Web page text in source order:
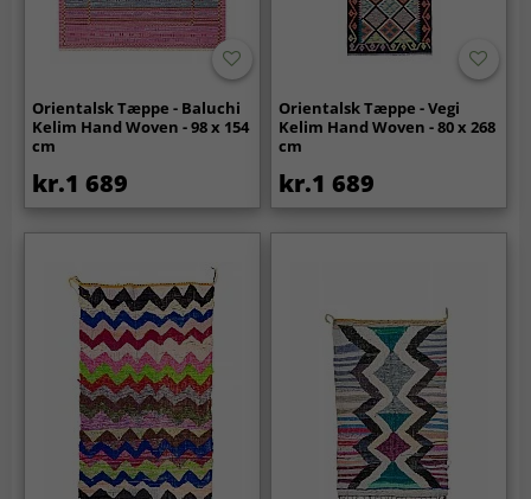
Orientalsk Tæppe - Baluchi
Kelim Hand Woven - 98 x 154
cm
kr.1 689
Orientalsk Tæppe - Vegi
Kelim Hand Woven - 80 x 268
cm
kr.1 689